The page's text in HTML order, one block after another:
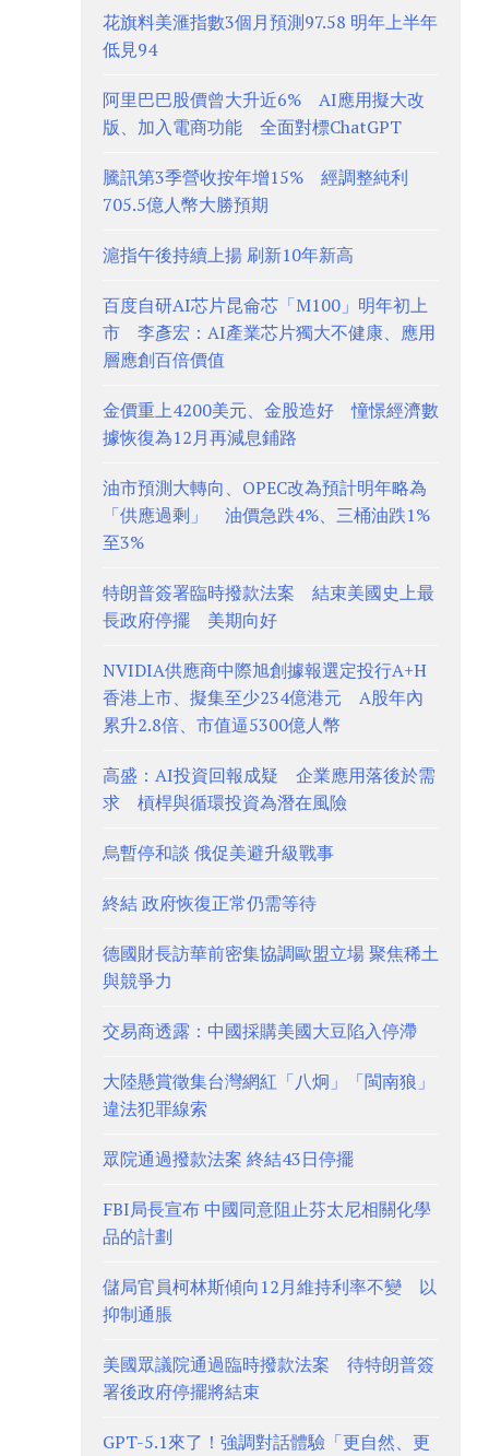
花旗料美滙指數3個月預測97.58 明年上半年
低見94
阿里巴巴股價曾大升近6% AI應用擬大改
版、加入電商功能 全面對標ChatGPT
騰訊第3季營收按年增15% 經調整純利
705.5億人幣大勝預期
滬指午後持續上揚 刷新10年新高
百度自研AI芯片昆侖芯「M100」明年初上
市 李彥宏：AI產業芯片獨大不健康、應用
層應創百倍價值
金價重上4200美元、金股造好 憧憬經濟數
據恢復為12月再減息鋪路
油市預測大轉向、OPEC改為預計明年略為
「供應過剩」 油價急跌4%、三桶油跌1%
至3%
特朗普簽署臨時撥款法案 結束美國史上最
長政府停擺 美期向好
NVIDIA供應商中際旭創據報選定投行A+H
香港上市、擬集至少234億港元 A股年內
累升2.8倍、市值逼5300億人幣
高盛：AI投資回報成疑 企業應用落後於需
求 槓桿與循環投資為潛在風險
烏暫停和談 俄促美避升級戰事
終結 政府恢復正常仍需等待
德國財長訪華前密集協調歐盟立場 聚焦稀土
與競爭力
交易商透露：中國採購美國大豆陷入停滯
大陸懸賞徵集台灣網紅「八炯」「閩南狼」
違法犯罪線索
眾院通過撥款法案 終結43日停擺
FBI局長宣布 中國同意阻止芬太尼相關化學
品的計劃
儲局官員柯林斯傾向12月維持利率不變 以
抑制通脹
美國眾議院通過臨時撥款法案 待特朗普簽
署後政府停擺將結束
GPT-5.1來了！強調對話體驗「更自然、更